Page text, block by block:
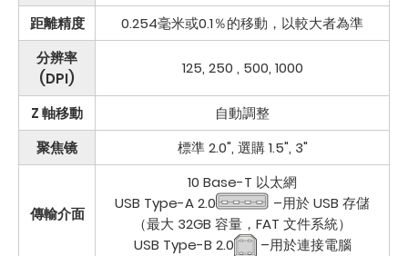
距離精度
0.254毫米或0.1％的移動，以較大者為準
分辨率
(DPI)
125, 250 , 500, 1000
Z 軸移動
自動調整
聚焦镜
標準 2.0", 選購 1.5", 3"
傳輸介面
10 Base-T 以太網
USB Type-A 2.0
–用於 USB 存儲
（最大 32GB 容量，FAT 文件系統）
USB Type-B 2.0
–用於連接電腦